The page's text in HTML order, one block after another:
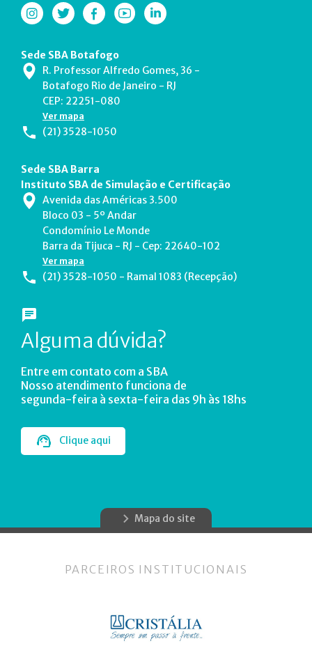
Sede SBA Botafogo
R. Professor Alfredo Gomes, 36 -
Botafogo Rio de Janeiro - RJ
CEP: 22251-080
Ver mapa
(21) 3528-1050
Sede SBA Barra
Instituto SBA de Simulação e Certificação
Avenida das Américas 3.500
Bloco 03 - 5º Andar
Condomínio Le Monde
Barra da Tijuca - RJ - Cep: 22640-102
Ver mapa
(21) 3528-1050 - Ramal 1083 (Recepção)
Alguma dúvida?
Entre em contato com a SBA
Nosso atendimento funciona de
segunda-feira à sexta-feira das 9h às 18hs
Clique aqui
Mapa do site
PARCEIROS INSTITUCIONAIS